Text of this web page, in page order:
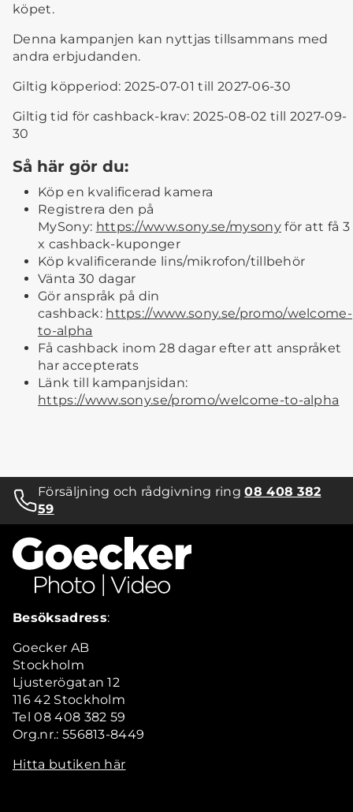
köpet.
Denna kampanjen kan nyttjas tillsammans med
andra erbjudanden.
Giltig köpperiod: 2025-07-01 till 2027-06-30
Giltig tid för cashback-krav: 2025-08-02 till 2027-09-
30
Så här gör du:
Köp en kvalificerad kamera
Registrera den på
MySony: https://www.sony.se/mysonyför att få 3
x cashback-kuponger
Köp kvalificerande lins/mikrofon/tillbehör
Vänta 30 dagar
Gör anspråk på din
cashback: https://www.sony.se/promo/welcome-
to-alpha
Få cashback inom 28 dagar efter att anspråket
har accepterats
Länk till kampanjsidan:
https://www.sony.se/promo/welcome-to-alpha
Försäljning och rådgivning ring08 408 382
59
Besöksadress:
Goecker AB
Stockholm
Ljusterögatan 12
116 42 Stockholm
Tel 08 408 382 59
Org.nr.: 556813-8449
Hitta butiken här